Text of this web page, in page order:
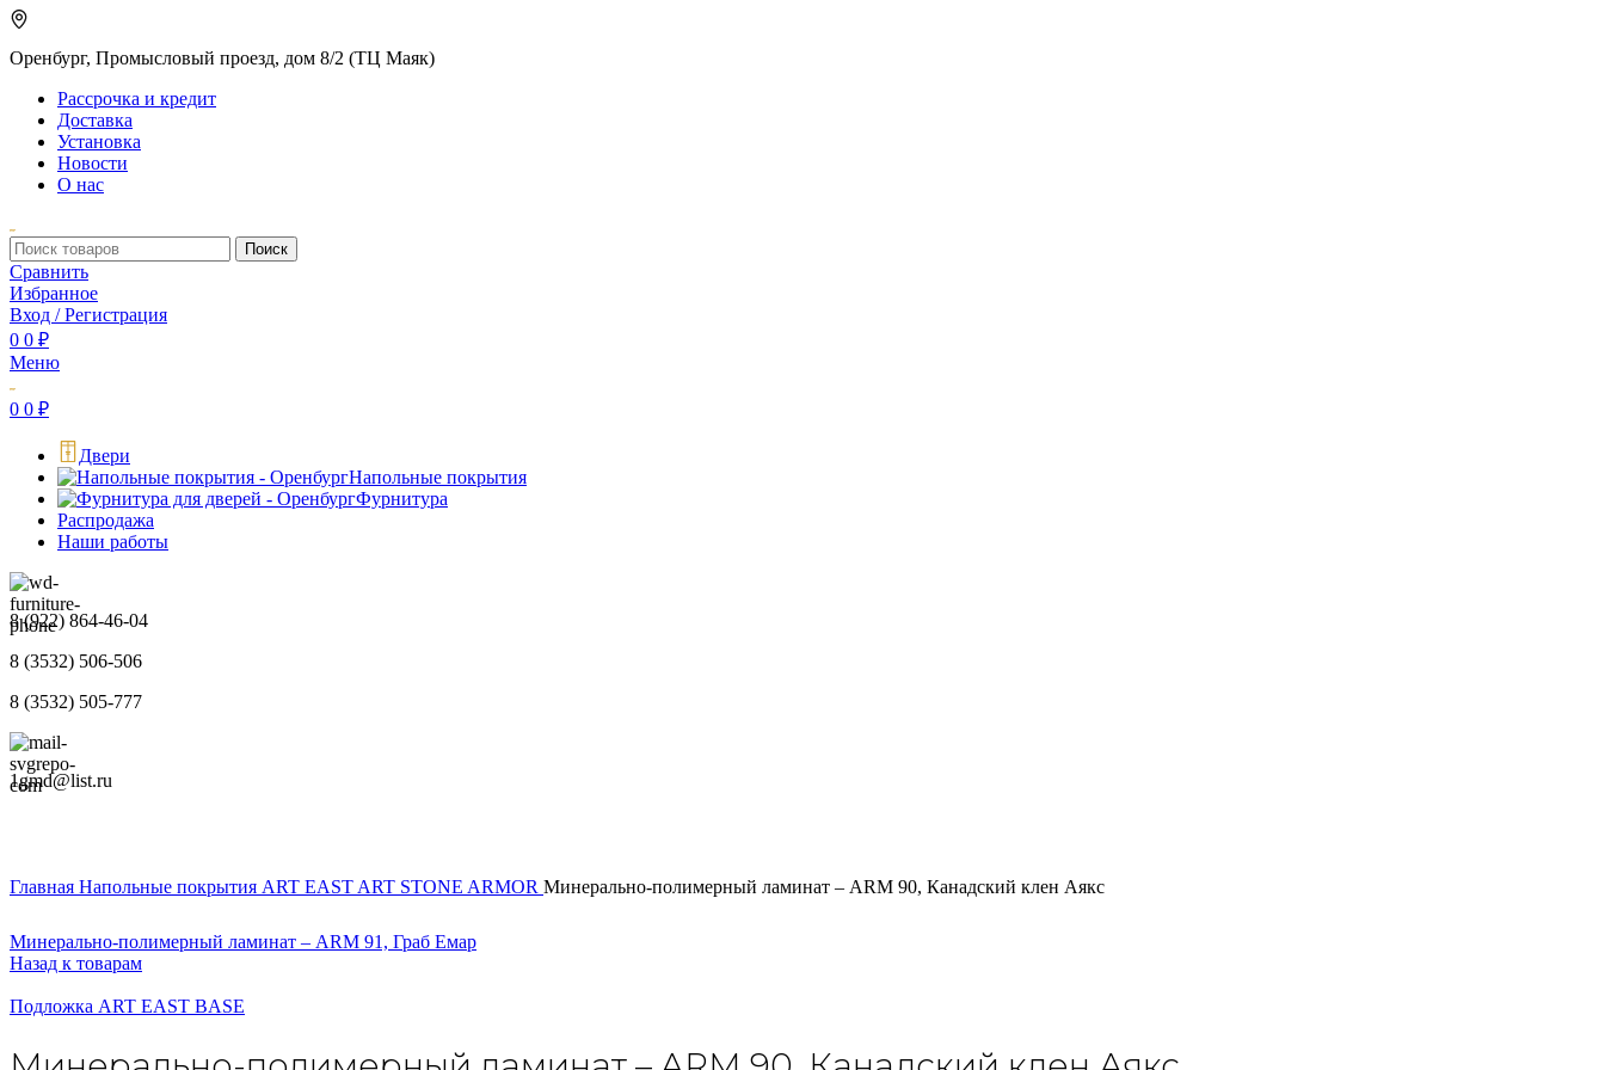
Оренбург, Промысловый проезд, дом 8/2 (ТЦ Маяк)
Рассрочка и кредит
Доставка
Установка
Новости
О нас
Поиск
Сравнить
Избранное
Вход / Регистрация
0 0 ₽
Меню
0 0 ₽
Двери
Напольные покрытия
Фурнитура
Распродажа
Наши работы
8 (922) 864-46-04
8 (3532) 506-506
8 (3532) 505-777
1gmd@list.ru
Главная Напольные покрытия ART EAST ART STONE ARMOR Минерально-полимерный ламинат – ARM 90, Канадский клен Аякс
Минерально-полимерный ламинат – ARM 91, Граб Емар
Назад к товарам
Подложка ART EAST BASE